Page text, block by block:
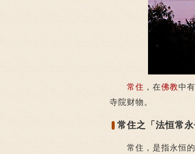
常住 ，在佛教中
寺院财物。
常住之「法恒常永
常住，是指永恒的